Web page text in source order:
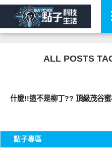
ALL POSTS
什麼!!這不是柳丁?? 頂級茂谷
點子專區